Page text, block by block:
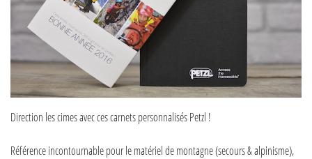
Direction les cimes avec ces carnets personnalisés Petzl !
Référence incontournable pour le matériel de montagne (secours & alpinisme),